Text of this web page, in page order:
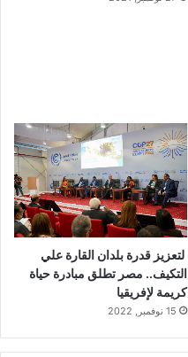
لتعزيز قدرة بلدان القارة علي
التكيف.. مصر تطلق مبادرة حياة
كريمة لإفريقيا
15 نوفمبر, 2022